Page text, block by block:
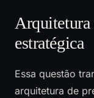
Arquitetura
estratégica
Essa questão
arquitetura de